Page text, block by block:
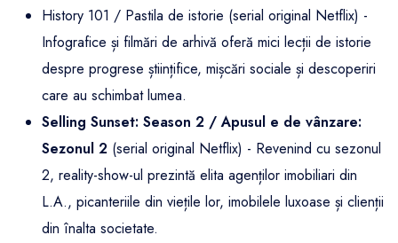
History 101 / Pastila de istorie (serial original Netflix) -
Infografice și filmări de arhivă oferă mici lecții de istorie
despre progrese științifice, mișcări sociale și descoperiri
care au schimbat lumea.
Selling Sunset: Season 2 / Apusul e de vânzare:
Sezonul 2 (serial original Netflix) - Revenind cu sezonul
2, reality-show-ul prezintă elita agenților imobiliari din
L.A., picanteriile din viețile lor, imobilele luxoase și clienții
din înalta societate.